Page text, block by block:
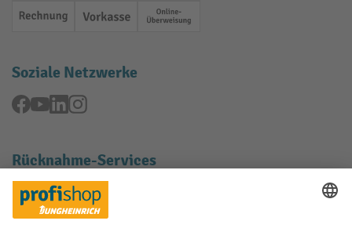
Rechnung Vorkasse Online-Überweisung
Soziale Netzwerke
Facebook
YouTubeLinkedInInstagram
Rücknahme-Services
Elektrogeräte Rückname